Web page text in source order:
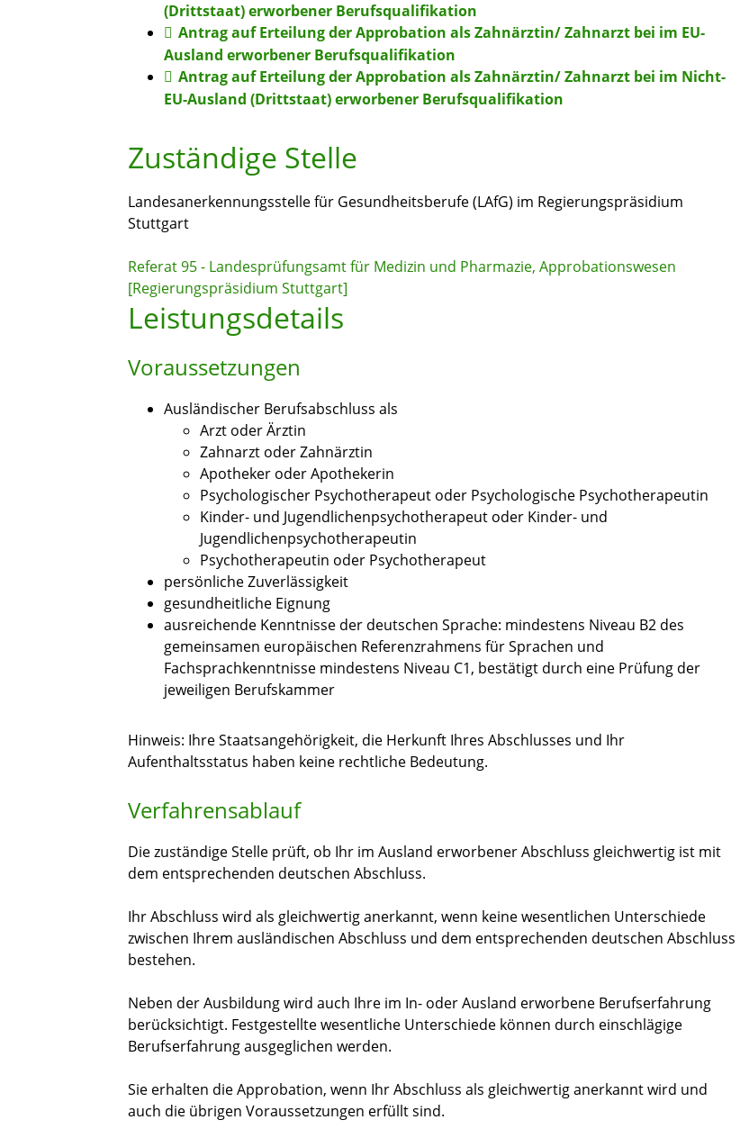
(Drittstaat) erworbener Berufsqualifikation
Antrag auf Erteilung der Approbation als Zahnärztin/ Zahnarzt bei im EU-
Ausland erworbener Berufsqualifikation
Antrag auf Erteilung der Approbation als Zahnärztin/ Zahnarzt bei im Nicht-
EU-Ausland (Drittstaat) erworbener Berufsqualifikation
Zuständige Stelle
Landesanerkennungsstelle für Gesundheitsberufe (LAfG) im Regierungspräsidium
Stuttgart
Referat 95 - Landesprüfungsamt für Medizin und Pharmazie, Approbationswesen
[Regierungspräsidium Stuttgart]
Leistungsdetails
Voraussetzungen
Ausländischer Berufsabschluss als
Arzt oder Ärztin
Zahnarzt oder Zahnärztin
Apotheker oder Apothekerin
Psychologischer Psychotherapeut oder Psychologische Psychotherapeutin
Kinder- und Jugendlichenpsychotherapeut oder Kinder- und
Jugendlichenpsychotherapeutin
Psychotherapeutin oder Psychotherapeut
persönliche Zuverlässigkeit
gesundheitliche Eignung
ausreichende Kenntnisse der deutschen Sprache: mindestens Niveau B2 des
gemeinsamen europäischen Referenzrahmens für Sprachen und
Fachsprachkenntnisse mindestens Niveau C1, bestätigt durch eine Prüfung der
jeweiligen Berufskammer
Hinweis: Ihre Staatsangehörigkeit, die Herkunft Ihres Abschlusses und Ihr
Aufenthaltsstatus haben keine rechtliche Bedeutung.
Verfahrensablauf
Die zuständige Stelle prüft, ob Ihr im Ausland erworbener Abschluss gleichwertig ist mit
dem entsprechenden deutschen Abschluss.
Ihr Abschluss wird als gleichwertig anerkannt, wenn keine wesentlichen Unterschiede
zwischen Ihrem ausländischen Abschluss und dem entsprechenden deutschen Abschluss
bestehen.
Neben der Ausbildung wird auch Ihre im In- oder Ausland erworbene Berufserfahrung
berücksichtigt. Festgestellte wesentliche Unterschiede können durch einschlägige
Berufserfahrung ausgeglichen werden.
Sie erhalten die Approbation, wenn Ihr Abschluss als gleichwertig anerkannt wird und
auch die übrigen Voraussetzungen erfüllt sind.